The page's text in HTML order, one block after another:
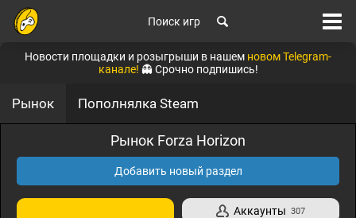
Поиск игр
Новости площадки и розыгрыши в нашем новом Telegram-
канале! 👻 Срочно подпишись!
Рынок Пополнялка Steam
Рынок Forza Horizon
Добавить новый раздел
Аккаунты 307